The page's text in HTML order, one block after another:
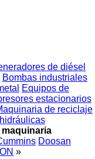
de diésel
Bombas industriales
Equipos de
estacionarios
de reciclaje
maquinaria
Doosan
»